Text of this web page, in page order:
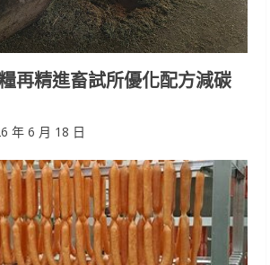
再精進畜試所優化配方減碳
年 6 月 18 日